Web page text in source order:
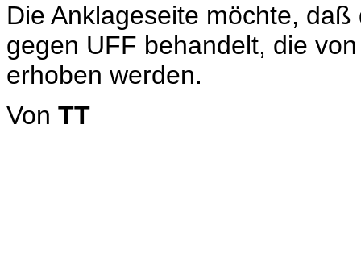
Die Anklageseite möchte,
gegen UFF behandelt, die
erhoben werden.
Von TT